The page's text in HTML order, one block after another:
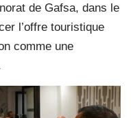
de Gafsa, dans le
l’offre touristique
comme une